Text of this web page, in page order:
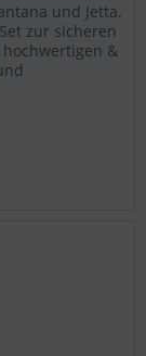
und Jetta.
zur sicheren
&